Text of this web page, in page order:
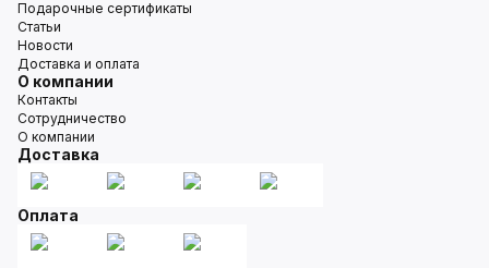
Подарочные сертификаты
Статьи
Новости
Доставка и оплата
О компании
Контакты
Сотрудничество
О компании
Доставка
Оплата